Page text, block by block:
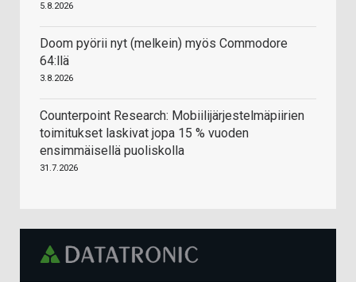
5.8.2026
Doom pyörii nyt (melkein) myös Commodore
64:llä
3.8.2026
Counterpoint Research: Mobiilijärjestelmäpiirien
toimitukset laskivat jopa 15 % vuoden
ensimmäisellä puoliskolla
31.7.2026